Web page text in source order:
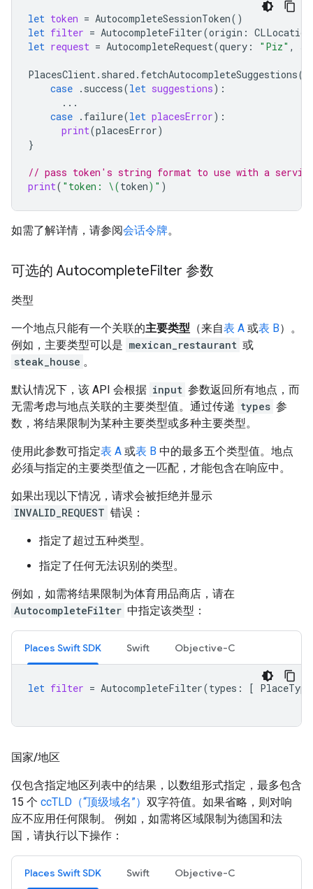
let token = AutocompleteSessionToken()
let filter = AutocompleteFilter(origin :
let request = AutocompleteRequest(query : "Piz" ,
PlacesClient. shared . fetchAutocompleteSuggestions(
case . success(let suggestions):
...
case . failure(let placesError):
print(placesError)
}
// pass token's string format to use with a
print( "token: \(token) " )
如需了解详情，请参阅会话令牌。
可选的 AutocompleteFilter 参数
类型
一个地点只能有一个关联的主要类型 （来自表 A 或表 B）。
例如，主要类型可以是 mexican_restaurant 或
steak_house 。
默认情况下，该 API 会根据 input 参数返回所有地点，而
无需考虑与地点关联的主要类型值。通过传递 types 参
数，将结果限制为某种主要类型或多种主要类型。
使用此参数可指定表 A 或表 B 中的最多五个类型值。地点
必须与指定的主要类型值之一匹配，才能包含在响应中。
如果出现以下情况，请求会被拒绝并显示
INVALID_REQUEST 错误：
指定了超过五种类型。
指定了任何无法识别的类型。
例如，如需将结果限制为体育用品商店，请在
AutocompleteFilter 中指定该类型：
Places Swift SDK Swift Objective-C
let filter = AutocompleteFilter(types : [ PlaceType
国家/地区
仅包含指定地区列表中的结果，以数组形式指定，最多包含
15 个 ccTLD（“顶级域名”） 双字符值。如果省略，则对响
应不应用任何限制。 例如，如需将区域限制为德国和法
国，请执行以下操作：
Places Swift SDK Swift Objective-C